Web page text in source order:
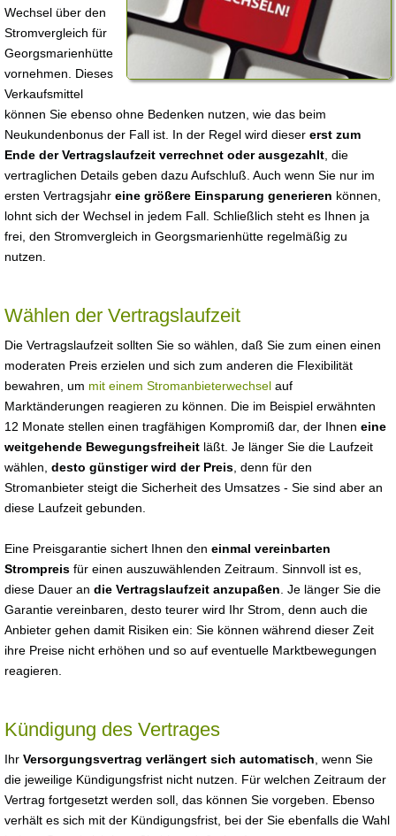
Wechsel über den
Stromvergleich für
Georgsmarienhütte
vornehmen. Dieses
Verkaufsmittel
können Sie ebenso ohne Bedenken nutzen, wie das beim
Neukundenbonus der Fall ist. In der Regel wird dieser erst zum
Ende der Vertragslaufzeit verrechnet oder ausgezahlt , die
vertraglichen Details geben dazu Aufschluß. Auch wenn Sie nur im
ersten Vertragsjahr eine größere Einsparung generieren können,
lohnt sich der Wechsel in jedem Fall. Schließlich steht es Ihnen ja
frei, den Stromvergleich in Georgsmarienhütte regelmäßig zu
nutzen.
Wählen der Vertragslaufzeit
Die Vertragslaufzeit sollten Sie so wählen, daß Sie zum einen einen
moderaten Preis erzielen und sich zum anderen die Flexibilität
bewahren, um mit einem Stromanbieterwechsel auf
Marktänderungen reagieren zu können. Die im Beispiel erwähnten
12 Monate stellen einen tragfähigen Kompromiß dar, der Ihnen eine
weitgehende Bewegungsfreiheit läßt. Je länger Sie die Laufzeit
wählen, desto günstiger wird der Preis , denn für den
Stromanbieter steigt die Sicherheit des Umsatzes - Sie sind aber an
diese Laufzeit gebunden.
Eine Preisgarantie sichert Ihnen den einmal vereinbarten
Strompreis für einen auszuwählenden Zeitraum. Sinnvoll ist es,
diese Dauer an die Vertragslaufzeit anzupaßen . Je länger Sie die
Garantie vereinbaren, desto teurer wird Ihr Strom, denn auch die
Anbieter gehen damit Risiken ein: Sie können während dieser Zeit
ihre Preise nicht erhöhen und so auf eventuelle Marktbewegungen
reagieren.
Kündigung des Vertrages
Ihr Versorgungsvertrag verlängert sich automatisch , wenn Sie
die jeweilige Kündigungsfrist nicht nutzen. Für welchen Zeitraum der
Vertrag fortgesetzt werden soll, das können Sie vorgeben. Ebenso
verhält es sich mit der Kündigungsfrist, bei der Sie ebenfalls die Wahl